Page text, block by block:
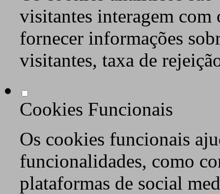
visitantes interagem com
fornecer informações
visitantes, taxa de
Cookies Funcionais
Os cookies funcionais
funcionalidades, como
plataformas de social